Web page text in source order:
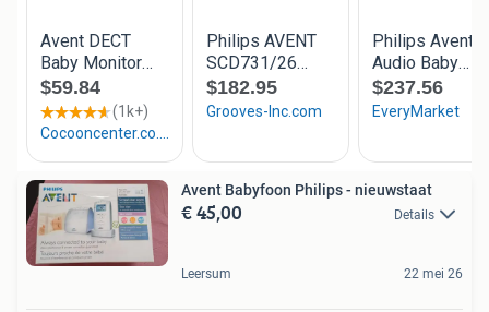
Avent Babyfoon Philips - nieuwstaat
€ 45,00 Details
Leersum 22 mei 26